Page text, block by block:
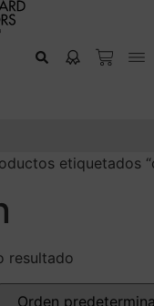
etiquetados
resultado